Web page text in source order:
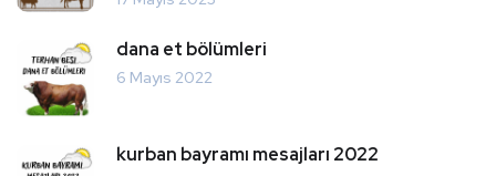
dana et bölümleri
6 Mayıs 2022
kurban bayramı mesajları 2022